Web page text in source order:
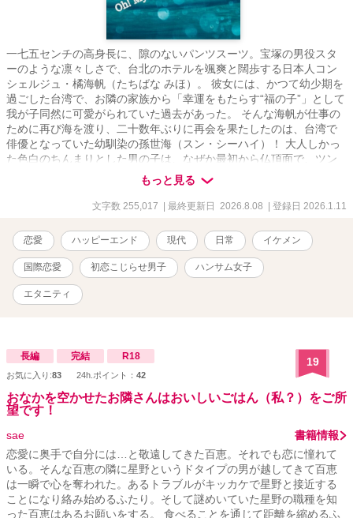
一七五センチの高身長に、隙のないパンツスーツ。宝塚の男役スタ
ーのような凛々しさで、台北のホテルを颯爽と闊歩する日本人コン
シェルジュ・橘海帆（たちばな みほ）。 彼女には、かつて幼少期を
過ごした台湾で、お隣の家族から「幸運をもたらす“福の子”」として
我が子同然に可愛がられていた過去があった。 そんな海帆が仕事の
ために再び海を渡り、二十数年ぶりに再会を果たしたのは、台湾で
俳優となっていた幼馴染の孫世海（スン・シーハイ）！ 大人しかっ
た色白のちんまりとした男の子は、なぜか最初から仏頂面で、ツン
ツンと意地を張るばかり。 高身長ハンサム女子と、素直になれない
ツンデレ俳優。台湾の心地よい風が運ぶ、ちぐはぐで、愛おしい、
20年越しの再会ラブ（？）ストーリー！
もっと見る
文字数 255,017 | 最終更新日 2026.8.08 | 登録日 2026.1.11
恋愛 ハッピーエンド 現代 日常 イケメン
国際恋愛 初恋こじらせ男子 ハンサム女子
エタニティ
長編 完結 R18
お気に入り:83 24h.ポイント： 42
19
おなかを空かせたお隣さんはおいしいごはん（私？）をご所
望です！
sae
書籍情報
恋愛に奥手で自分には…と敬遠してきた百恵。それでも恋に憧れて
いる。そんな百恵の隣に星野というドタイプの男が越してきて百恵
は一瞬で心を奪われた。あるトラブルがキッカケで星野と接近する
ことになり絡み始めるふたり。そして謎めいていた星野の職種を知
った百恵はあるお願いをする。 食べることを通じて距離を縮めるふ